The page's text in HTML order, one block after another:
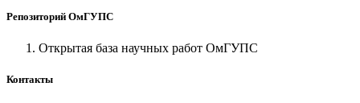
Репозиторий ОмГУПС
Открытая база научных работ ОмГУПС
Контакты